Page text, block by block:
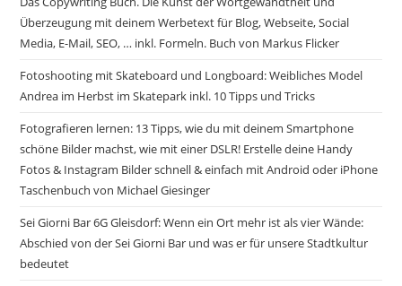
Überzeugung mit deinem Werbetext für Blog, Webseite, Social
Media, E-Mail, SEO, … inkl. Formeln. Buch von Markus Flicker
Fotoshooting mit Skateboard und Longboard: Weibliches Model
Andrea im Herbst im Skatepark inkl. 10 Tipps und Tricks
Fotografieren lernen: 13 Tipps, wie du mit deinem Smartphone
schöne Bilder machst, wie mit einer DSLR! Erstelle deine Handy
Fotos & Instagram Bilder schnell & einfach mit Android oder iPhone
Taschenbuch von Michael Giesinger
Sei Giorni Bar 6G Gleisdorf: Wenn ein Ort mehr ist als vier Wände:
Abschied von der Sei Gior­ni Bar und was er für unsere Stadtkultur
bedeutet